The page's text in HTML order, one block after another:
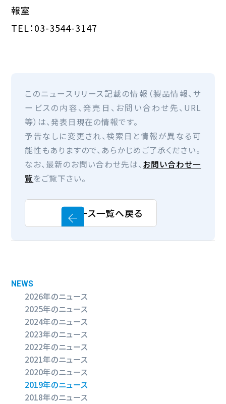
報室
TEL：03-3544-3147
このニュースリリース記載の情報（製品情報、サ
ービスの内容、発売日、お問い合わせ先、URL
等）は、発表日現在の情報です。
予告なしに変更され、検索日と情報が異なる可
能性もありますので、あらかじめご了承ください。
なお、最新のお問い合わせ先は、 お問い合わせ一
覧をご覧下さい。
ニュース一覧へ戻る
NEWS
2026年のニュース
2025年のニュース
2024年のニュース
2023年のニュース
2022年のニュース
2021年のニュース
2020年のニュース
2019年のニュース
2018年のニュース